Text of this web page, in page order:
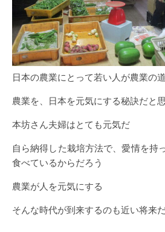
日本の農業にとって若い人が農業の
農業を、日本を元気にする秘訣だと
本坊さん夫婦はとても元気だ
自ら納得した栽培方法で、愛情を持
食べているからだろう
農業が人を元気にする
そんな時代が到来するのも近い将来